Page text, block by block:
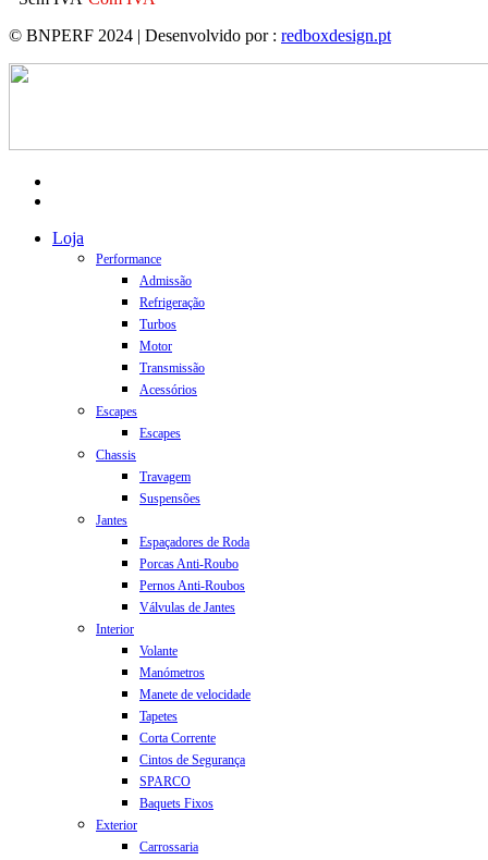
© BNPERF 2024 | Desenvolvido por : redboxdesign.pt
Close
Loja
Performance
Admissão
Refrigeração
Turbos
Motor
Transmissão
Acessórios
Escapes
Escapes
Chassis
Travagem
Suspensões
Jantes
Espaçadores de Roda
Porcas Anti-Roubo
Pernos Anti-Roubos
Válvulas de Jantes
Interior
Volante
Manómetros
Manete de velocidade
Tapetes
Corta Corrente
Cintos de Segurança
SPARCO
Baquets Fixos
Exterior
Carrossaria